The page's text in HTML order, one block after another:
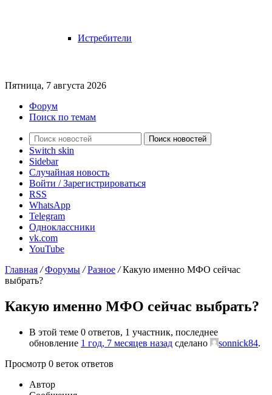
Истребители
Пятница, 7 августа 2026
Форум
Поиск по темам
Поиск новостей
Switch skin
Sidebar
Случайная новость
Войти / Зарегистрироваться
RSS
WhatsApp
Telegram
Одноклассники
vk.com
YouTube
Главная / Форумы / Разное / Какую именно МФО сейчас
выбрать?
Какую именно МФО сейчас выбрать?
В этой теме 0 ответов, 1 участник, последнее
обновление 1 год, 7 месяцев назад сделано sonnick84.
Просмотр 0 веток ответов
Автор